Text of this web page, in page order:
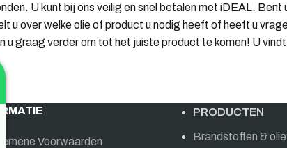
U kunt bij ons veilig en snel betalen met iDEAL.
u over welke olie of product u nodig heeft of heeft u
u graag verder om tot het juiste product te komen! U
Voorwaarden
PRODUCTEN
Brandstoffen & olie